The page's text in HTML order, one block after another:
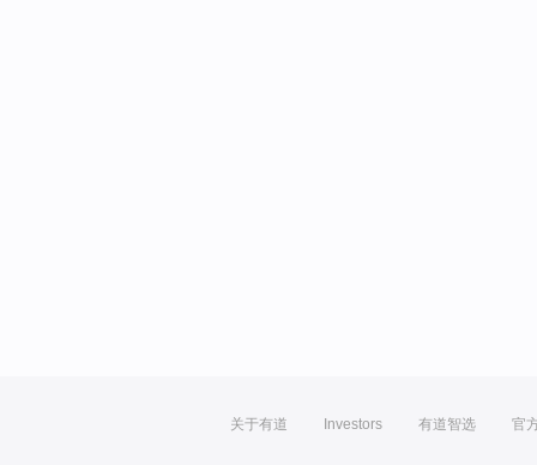
关于有道 Investors 有道智选 官